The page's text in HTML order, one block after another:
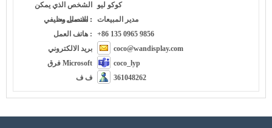
الشخص الذي يمكن
الاتصال به :
كوكو ليو
مسمى وظيفي :
مدير المبيعات
هاتف العمل :
+86 135 0965 9856
بريد الالكتروني
coco@wandisplay.com
فرق Microsoft
coco_lyp
ف ف
361048262